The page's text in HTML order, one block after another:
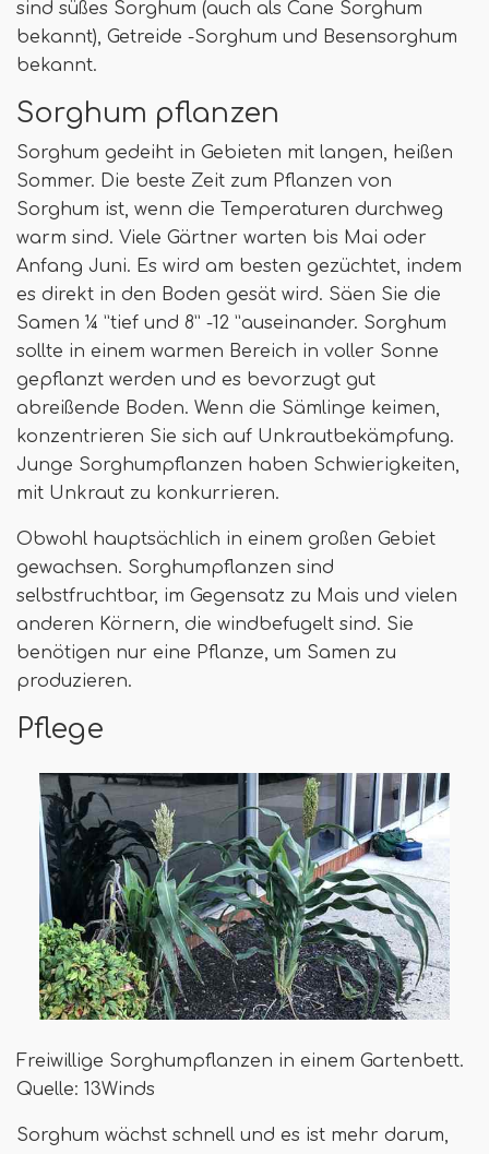
sind süßes Sorghum (auch als Cane Sorghum
bekannt), Getreide -Sorghum und Besensorghum
bekannt.
Sorghum pflanzen
Sorghum gedeiht in Gebieten mit langen, heißen
Sommer. Die beste Zeit zum Pflanzen von
Sorghum ist, wenn die Temperaturen durchweg
warm sind. Viele Gärtner warten bis Mai oder
Anfang Juni. Es wird am besten gezüchtet, indem
es direkt in den Boden gesät wird. Säen Sie die
Samen ¼ ”tief und 8” -12 ”auseinander. Sorghum
sollte in einem warmen Bereich in voller Sonne
gepflanzt werden und es bevorzugt gut
abreißende Boden. Wenn die Sämlinge keimen,
konzentrieren Sie sich auf Unkrautbekämpfung.
Junge Sorghumpflanzen haben Schwierigkeiten,
mit Unkraut zu konkurrieren.
Obwohl hauptsächlich in einem großen Gebiet
gewachsen. Sorghumpflanzen sind
selbstfruchtbar, im Gegensatz zu Mais und vielen
anderen Körnern, die windbefugelt sind. Sie
benötigen nur eine Pflanze, um Samen zu
produzieren.
Pflege
Freiwillige Sorghumpflanzen in einem Gartenbett.
Quelle: 13Winds
Sorghum wächst schnell und es ist mehr darum,